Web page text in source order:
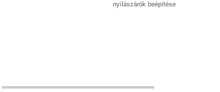
nyílászárók beépítése